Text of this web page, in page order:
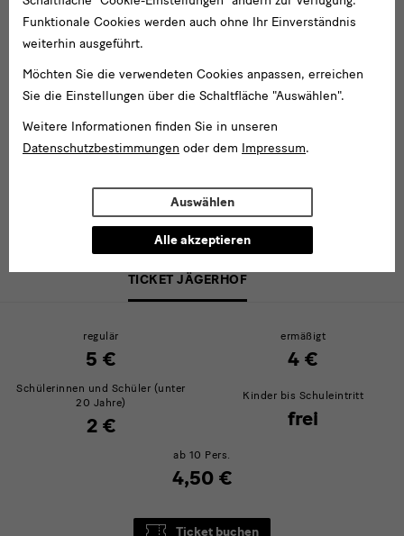
EintrittspreiseTICKET JÄGERHOF
regulär
5 €
ermäßigt
4 €
Schülerinnen und Schüler (unter
20 Jahre)
2 €
Kinder bis Schuleintritt
frei
ab 10 Pers.
4,50 €
Ticket buchen
Funktionale Cookies werden auch ohne Ihr Einverständnis
weiterhin ausgeführt.
Möchten Sie die verwendeten Cookies anpassen, erreichen
Sie die Einstellungen über die Schaltfläche "Auswählen".
Weitere Informationen finden Sie in unseren
Datenschutzbestimmungen oder dem Impressum.
Auswählen
Alle akzeptieren